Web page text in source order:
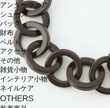
アンダーウェア
シューズ
バッグ
財布
ベルト
アクセサリ
その他
雑貨小物
インテリア小物
ネイルケア
OTHERS